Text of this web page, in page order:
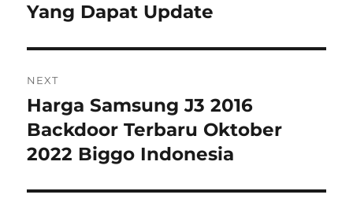
Yang Dapat Update
NEXT
Next
post:
Harga Samsung J3 2016
Backdoor Terbaru Oktober
2022 Biggo Indonesia